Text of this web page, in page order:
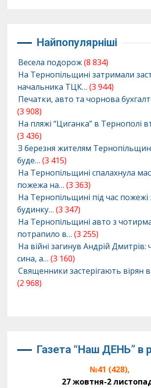
Найпопулярніші
Весела подорож(8 834)
На Тернопільщині затримали
начальника ТЦК… (3 944)
Печатки, авто та чорнова
(3 908)
На пляжі “Циганка” в Тернополі
(3 436)
З березня жителям
буде… (3 415)
На Тернопільщині спалахнула
пожежа на… (3 363)
На Тернопільщині під час
будинку… (3 347)
На Тернопільщині авто з
потрапило в… (3 255)
На війні загинув Андрій
сина, а… (3 160)
Священники застерігають вірян
(2 968)
Газета “Наш ДЕНЬ” в
№41 (428),
27 жовтня-2